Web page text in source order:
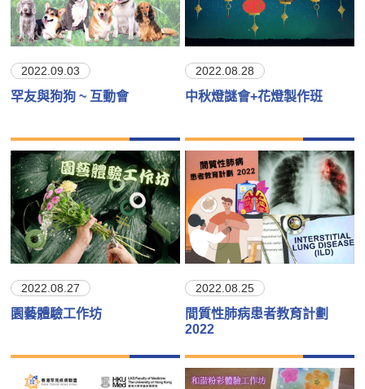
2022.09.03
罕友與狗狗 ~ 互動會
2022.08.28
中秋燈謎會+花燈製作班
2022.08.27
園藝體驗工作坊
2022.08.25
間質性肺病患者教育計劃
2022